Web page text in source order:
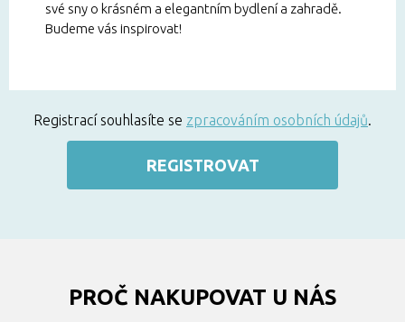
své sny o krásném a elegantním bydlení a zahradě.
Budeme vás inspirovat!
Registrací souhlasíte se zpracováním osobních údajů.
REGISTROVAT
PROČ NAKUPOVAT U NÁS